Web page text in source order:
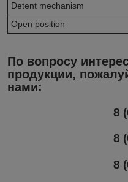
Detent mechanism
Open position
По вопросу
продукции,
нами:
8
8
8